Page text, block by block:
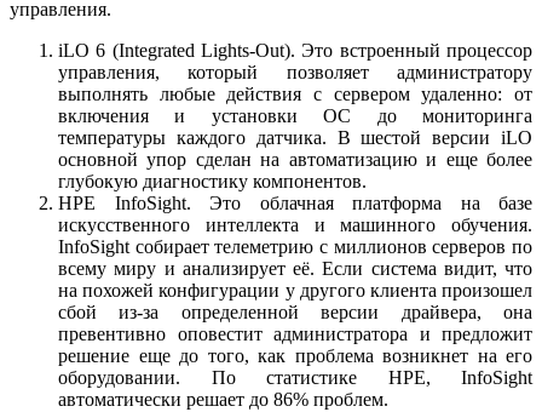
управления.
iLO 6 (Integrated Lights-Out).Это встроенный процессор
управления, который позволяет администратору
выполнять любые действия с сервером удаленно: от
включения и установки ОС до мониторинга
температуры каждого датчика. В шестой версии iLO
основной упор сделан на автоматизацию и еще более
глубокую диагностику компонентов.
HPE InfoSight. Это облачная платформа на базе
искусственного интеллекта и машинного обучения.
InfoSight собирает телеметрию с миллионов серверов по
всему миру и анализирует её. Если система видит, что
на похожей конфигурации у другого клиента произошел
сбой из-за определенной версии драйвера, она
превентивно оповестит администратора и предложит
решение еще до того, как проблема возникнет на его
оборудовании. По статистике HPE, InfoSight
автоматически решает до 86% проблем.